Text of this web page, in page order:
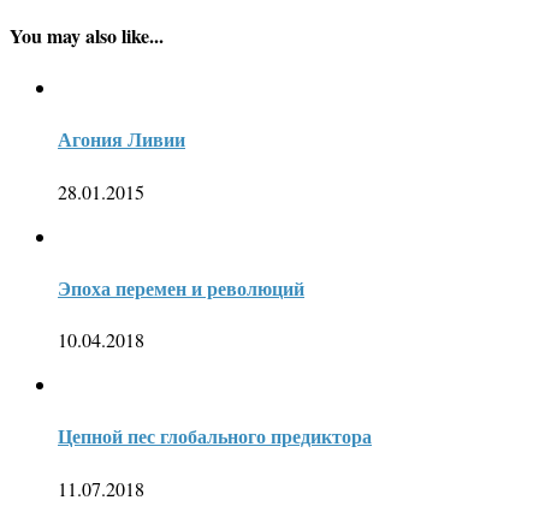
You may also like...
Агония Ливии
28.01.2015
Эпоха перемен и революций
10.04.2018
Цепной пес глобального предиктора
11.07.2018